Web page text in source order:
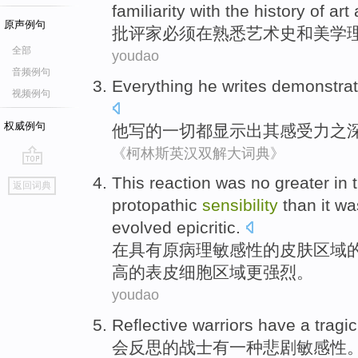
原声例句
全部
音频例句
视频例句
权威例句
go
top
返回词典
familiarity with the history of art
批评家必须在熟悉艺术史和美学
youdao
Everything he writes
他写的一切都显示出其感受力 之
《柯林斯英汉双解大词典》
This reaction was no greater in
protopathic sensibility than it
evolved epicritic.
在具有原病理敏感性的皮肤区域
高的表皮细胞区域更强烈。
youdao
Reflective warriors have a tragic
会反思的战士有一种悲剧敏感性